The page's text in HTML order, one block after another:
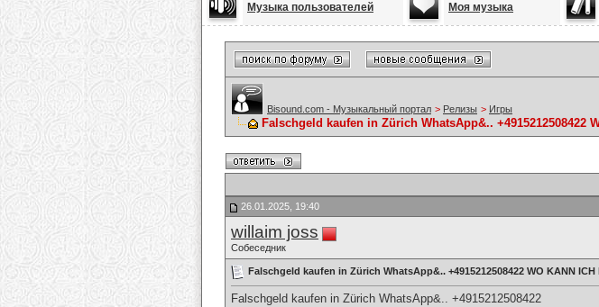
Музыка пользователей Моя музыка
Bisound.com - Музыкальный портал > Релизы > Игры
Falschgeld kaufen in Zürich WhatsApp&.. +4915212508422
26.01.2025, 19:40
willaim joss
Собеседник
Falschgeld kaufen in Zürich WhatsApp&.. +4915212508422 WO KANN ICH
Falschgeld kaufen in Zürich WhatsApp&.. +4915212508422